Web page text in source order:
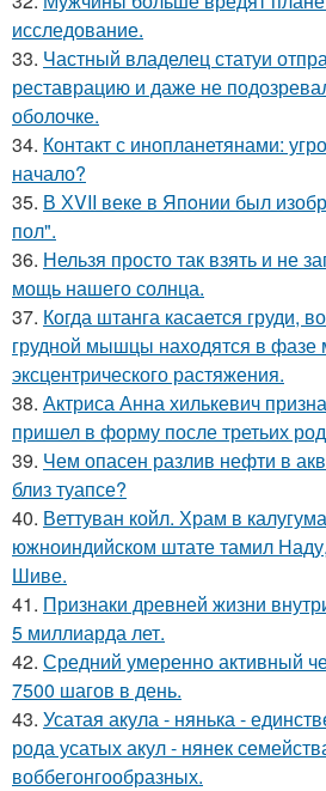
исследование.
33. Частный владелец статуи
реставрацию и даже не
оболочке.
34. Контакт с инопланетянами:
начало?
35. В ХVII веке в Япoнии был
пол".
36. Нельзя просто так взять и не
мощь нашего солнца.
37. Когда штанга касается груди,
грудной мышцы находятся в фазе
эксцентрического растяжения.
38. Актриса Анна хилькевич
пришел в форму после третьих
39. Чем опасен разлив нефти в
близ туапсе?
40. Веттуван койл. Храм в
южноиндийском штате тамил
Шиве.
41. Признаки древней жизни
5 миллиарда лет.
42. Средний умеренно активный
7500 шагов в день.
43. Усатая акула - нянька -
рода усатых акул - нянек
воббегонгообразных.